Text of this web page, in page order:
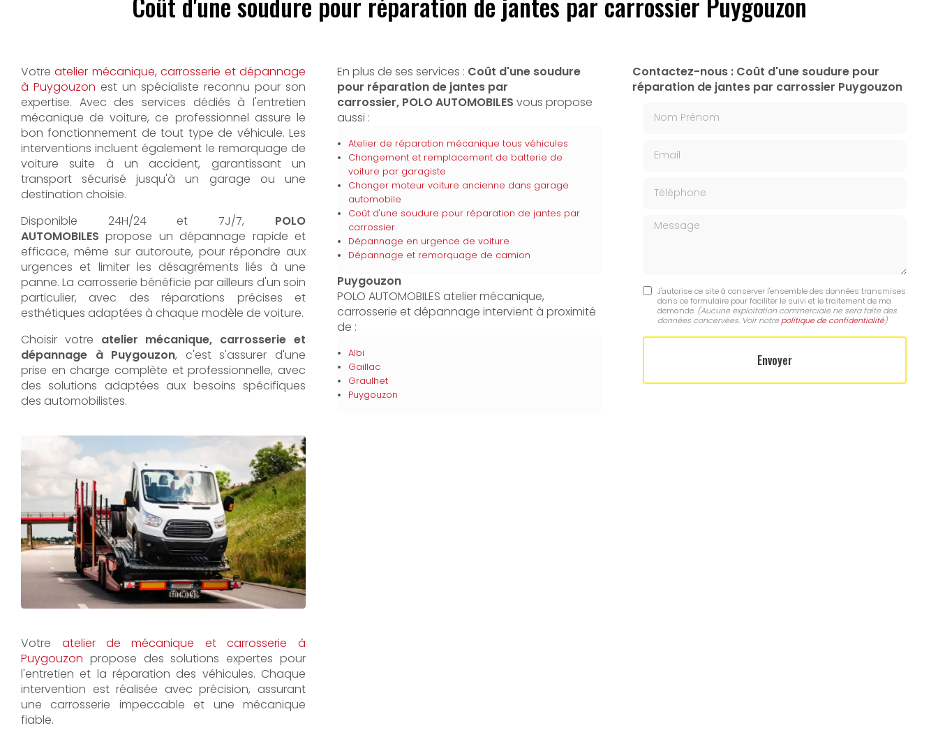
Votreatelier mécanique, carrosserie et dépannage
à Puygouzon est un spécialiste reconnu pour son
expertise. Avec des services dédiés à l'entretien
mécanique de voiture, ce professionnel assure le
bon fonctionnement de tout type de véhicule. Les
interventions incluent également le remorquage de
voiture suite à un accident, garantissant un
transport sécurisé jusqu'à un garage ou une
destination choisie.
Disponible 24H/24 et 7J/7, POLO
AUTOMOBILESpropose un dépannage rapide et
efficace, même sur autoroute, pour répondre aux
urgences et limiter les désagréments liés à une
panne. La carrosserie bénéficie par ailleurs d'un soin
particulier, avec des réparations précises et
esthétiques adaptées à chaque modèle de voiture.
Choisir votre atelier mécanique, carrosserie et
dépannage à Puygouzon, c'est s'assurer d'une
prise en charge complète et professionnelle, avec
des solutions adaptées aux besoins spécifiques
des automobilistes.
Votre atelier de mécanique et carrosserie à
Puygouzon propose des solutions expertes pour
l'entretien et la réparation des véhicules. Chaque
intervention est réalisée avec précision, assurant
une carrosserie impeccable et une mécanique
fiable.
En plus de ses services : Coût d'une soudure
pour réparation de jantes par
carrossier, POLO AUTOMOBILES vous propose
aussi :
Atelier de réparation mécanique tous véhicules
Changement et remplacement de batterie de
voiture par garagiste
Changer moteur voiture ancienne dans garage
automobile
Coût d'une soudure pour réparation de jantes par
carrossier
Dépannage en urgence de voiture
Dépannage et remorquage de camion
Puygouzon
POLO AUTOMOBILES atelier mécanique,
carrosserie et dépannage intervient à proximité
de :
Albi
Gaillac
Graulhet
Puygouzon
Contactez-nous : Coût d'une soudure pour
réparation de jantes par carrossier Puygouzon
Message
J'autorise ce site à conserver l'ensemble des données transmises
dans ce formulaire pour faciliter le suivi et le traitement de ma
demande. (Aucune exploitation commerciale ne sera faite des
données concervées. Voir notre politique de confidentialité)